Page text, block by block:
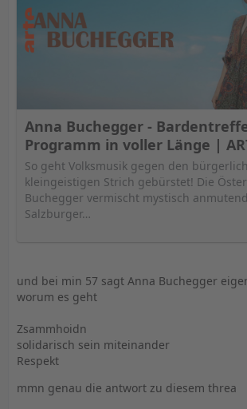
Anna Buchegger -
Programm in voller Länge |
So geht Volksmusik gegen den
kleingeistigen Strich gebürstet! Die
Buchegger vermischt mystisch
Salzburger…
und bei min 57 sagt Anna Buchegger
worum es geht
Zsammhoidn
solidarisch sein miteinander
Respekt
mmn genau die antwort zu diesem threa